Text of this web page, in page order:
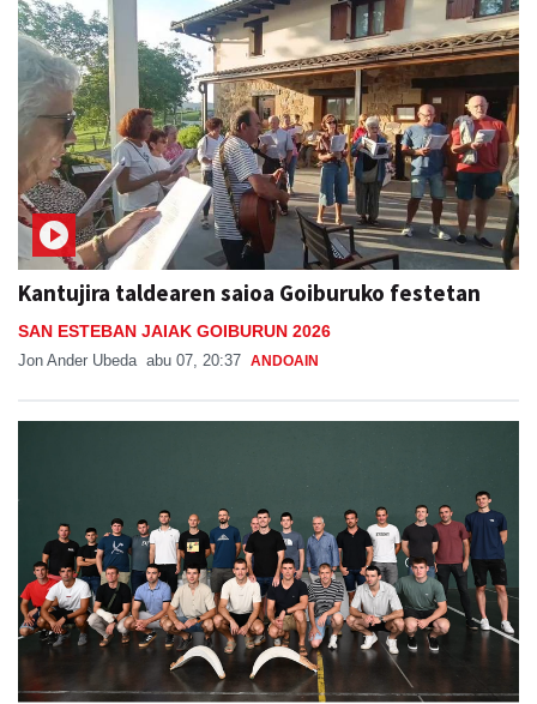
Kantujira taldearen saioa Goiburuko festetan
SAN ESTEBAN JAIAK GOIBURUN 2026
Jon Ander Ubeda abu 07, 20:37 ANDOAIN